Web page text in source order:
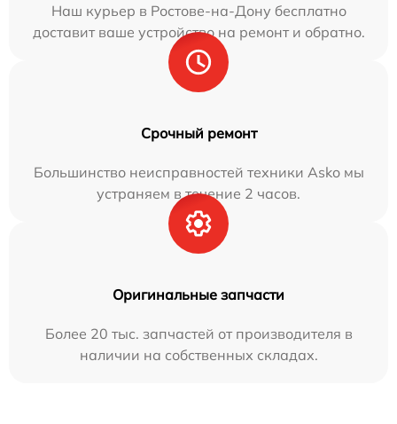
Наш курьер в Ростове-на-Дону бесплатно
доставит ваше устройство на ремонт и обратно.
Срочный ремонт
Большинство неисправностей техники Asko мы
устраняем в течение 2 часов.
Оригинальные запчасти
Более 20 тыс. запчастей от производителя в
наличии на собственных складах.